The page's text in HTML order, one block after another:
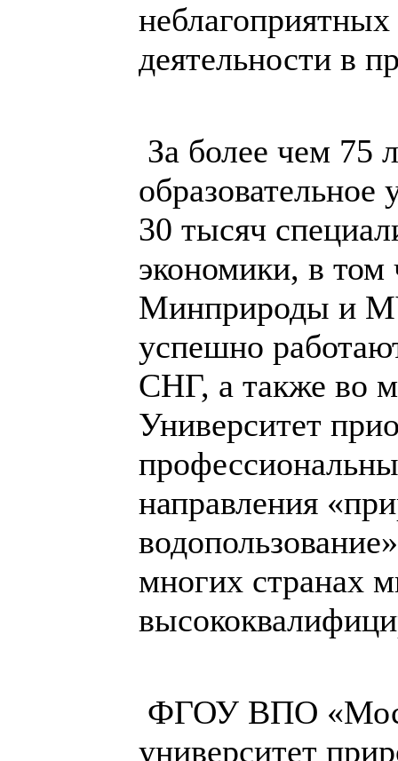
деятельности в
За более чем 75
образовательное
30 тысяч
экономики, в том
Минприроды и
успешно
СНГ, а также во
Университет
направления
многих странах
ФГОУ ВПО
университет